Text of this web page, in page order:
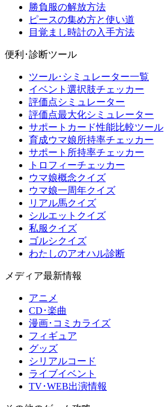
勝負服の解放方法
ピースの集め方と使い道
目覚まし時計の入手方法
便利･診断ツール
ツール･シミュレーター一覧
イベント選択肢チェッカー
評価点シミュレーター
評価点最大化シミュレーター
サポートカード性能比較ツール
育成ウマ娘所持率チェッカー
サポート所持率チェッカー
トロフィーチェッカー
ウマ娘概念クイズ
ウマ娘一周年クイズ
リアル馬クイズ
シルエットクイズ
私服クイズ
ゴルシクイズ
わたしのアオハル診断
メディア最新情報
アニメ
CD･楽曲
漫画･コミカライズ
フィギュア
グッズ
シリアルコード
ライブイベント
TV･WEB出演情報